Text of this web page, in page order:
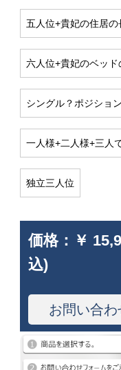
五人位+貴妃の住居の
六人位+貴妃のベッド
シングル？ポジション
一人様+二人様+三人
独立三人位
価格： ￥
込)
お問い合わ